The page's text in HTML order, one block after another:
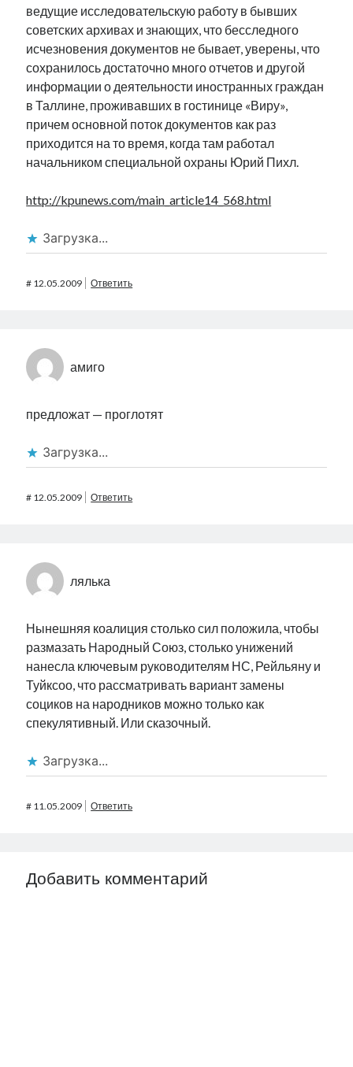
ведущие исследовательскую работу в бывших
советских архивах и знающих, что бесследного
исчезновения документов не бывает, уверены, что
сохранилось достаточно много отчетов и другой
информации о деятельности иностранных граждан
в Таллине, проживавших в гостинице «Виру»,
причем основной поток документов как раз
приходится на то время, когда там работал
начальником специальной охраны Юрий Пихл.
http://kpunews.com/main_article14_568.html
Загрузка...
# 12.05.2009 Ответить
амиго
предложат — проглотят
Загрузка...
# 12.05.2009 Ответить
лялька
Нынешняя коалиция столько сил положила, чтобы
размазать Народный Союз, столько унижений
нанесла ключевым руководителям НС, Рейльяну и
Туйксоо, что рассматривать вариант замены
социков на народников можно только как
спекулятивный. Или сказочный.
Загрузка...
# 11.05.2009 Ответить
Добавить комментарий